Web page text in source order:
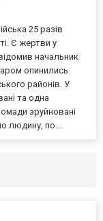
25 разів
Є жертви у
начальник
опинились
районів. У
та одна
зруйновані
людину, по...